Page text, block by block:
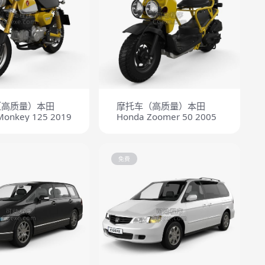
质量）本田
125 2019
摩托车（高质量）本田
Honda Zoomer 50 2005
免费